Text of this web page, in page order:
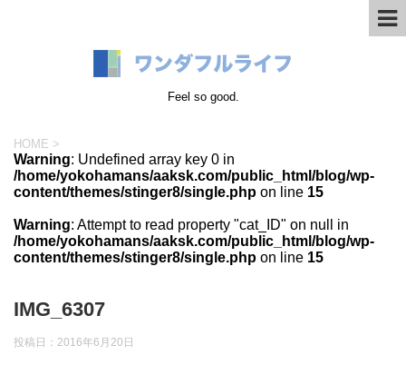
Feel so good.
HOME >
Warning: Undefined array key 0 in
/home/yokohamans/aaksk.com/public_html/blog/wp-
content/themes/stinger8/single.php on line 15
Warning: Attempt to read property "cat_ID" on null in
/home/yokohamans/aaksk.com/public_html/blog/wp-
content/themes/stinger8/single.php on line 15
IMG_6307
投稿日： 2016年6月20日